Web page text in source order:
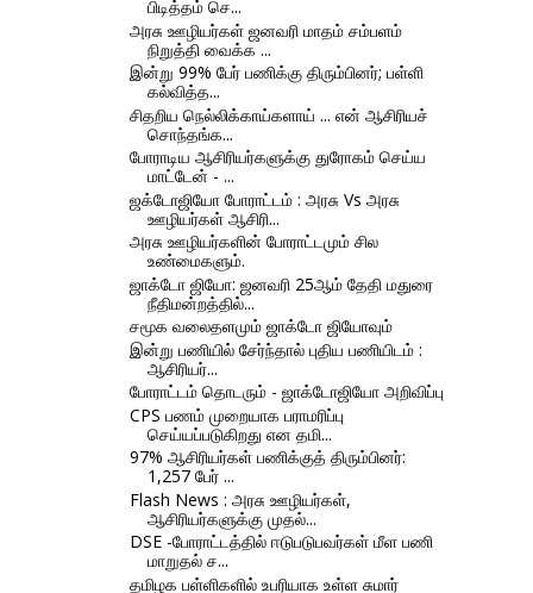
பிடித்தம் செ...
அரசு ஊழியர்கள் ஜனவரி மாதம் சம்பளம்
நிறுத்தி வைக்க ...
இன்று 99% பேர் பணிக்கு திரும்பினர்; பள்ளி
கல்வித்த...
சிதறிய நெல்லிக்காய்களாய் ... என் ஆசிரியச்
சொந்தங்க...
போராடிய ஆசிரியர்களுக்கு துரோகம் செய்ய
மாட்டேன் - ...
ஜக்டோஜியோ போராட்டம் : அரசு Vs அரசு
ஊழியர்கள் ஆசிரி...
அரசு ஊழியர்களின் போராட்டமும் சில
உண்மைகளும்.
ஜாக்டோ ஜியோ: ஜனவரி 25ஆம் தேதி மதுரை
நீதிமன்றத்தில்...
சமூக வலைதளமும் ஜாக்டோ ஜியோவும்
இன்று பணியில் சேர்ந்தால் புதிய பணியிடம் :
ஆசிரியர்...
போராட்டம் தொடரும் - ஜாக்டோஜியோ அறிவிப்பு
CPS பணம் முறையாக பராமரிப்பு
செய்யப்படுகிறது என தமி...
97% ஆசிரியர்கள் பணிக்குத் திரும்பினர்:
1,257 பேர் ...
Flash News : அரசு ஊழியர்கள்,
ஆசிரியர்களுக்கு முதல்...
DSE -போராட்டத்தில் ஈடுபடுபவர்கள் மீள பணி
மாறுதல் ச...
தமிழக பள்ளிகளில் உபரியாக உள்ள சுமார்